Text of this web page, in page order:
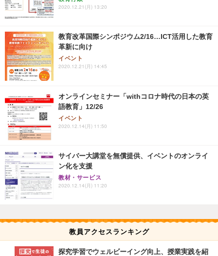
2020.12.21(月) 13:20
教育改革国際シンポジウム2/16…ICT活用した教育
革新に向け
イベント
2020.12.21(月) 14:45
オンラインセミナー「withコロナ時代の日本の英
語教育」12/26
イベント
2020.12.14(月) 11:50
サイバー大講堂を無償提供、イベントのオンライ
ン化を支援
教材・サービス
2020.12.14(月) 11:20
教員アクセスランキング
探究学習でウェルビーイング向上、授業実践を紹